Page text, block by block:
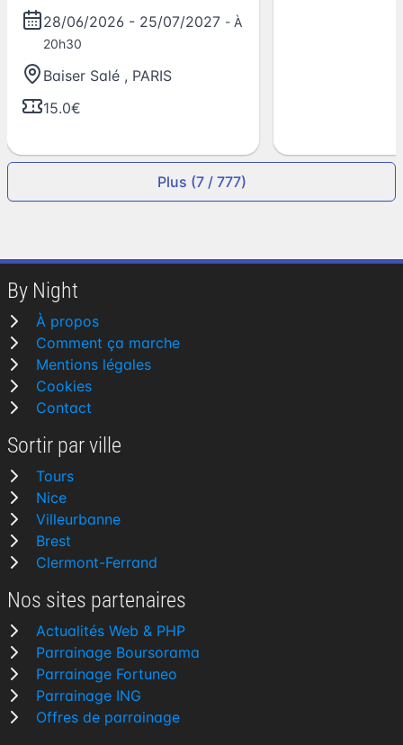
28/06/2026 - 25/07/2027 - À
20h30
Baiser Salé , PARIS
15.0€
Plus (7 / 777)
By Night
À propos
Comment ça marche
Mentions légales
Cookies
Contact
Sortir par ville
Tours
Nice
Villeurbanne
Brest
Clermont-Ferrand
Nos sites partenaires
Actualités Web & PHP
Parrainage Boursorama
Parrainage Fortuneo
Parrainage ING
Offres de parrainage